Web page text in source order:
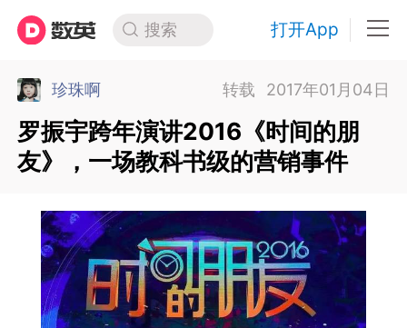
搜索 打开App
珍珠啊 转载 2017年01月04日
罗振宇跨年演讲2016《时间的朋
友》，一场教科书级的营销事件